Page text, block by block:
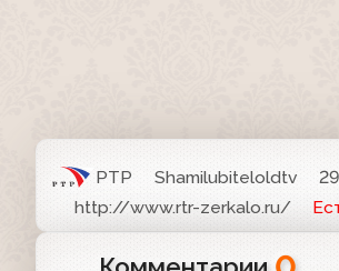
РТР Shamilubiteloldtv
http://www.rtr-zerkalo.ru/